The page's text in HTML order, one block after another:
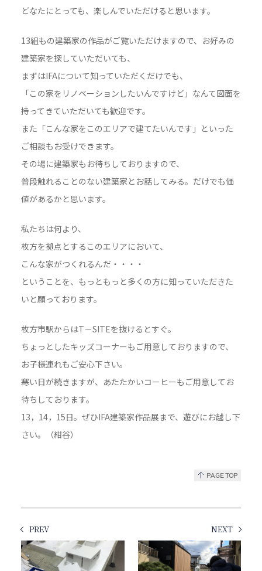
どなたにとっても、楽しんでいただけると思います。
13組もの建築家の作品がご覧いただけますので、お好みの
建築家を探していただいても、
まずはIFAについて知っていただくだけでも、
「この家をリノベーションしたいんですけど」なんて図面を
持ってきていただいても歓迎です。
また「こんな家をこのエリアで建てたいんです」といった
ご相談もお受けできます。
その場に建築家もお待ちしておりますので、
普段触れることのない建築家とお話してみる。だけでも価
値があるかと思います。
私たちは何より、
枚方を拠点とするこのエリアにおいて、
こんな家がつくれるんだ・・・・
ということを、もっともっと多くの方に知っていただきた
いと願っております。
枚方市駅からはT－SITEを抜けるとすぐ。
ちょっとしたキッズコーナーもご用意しておりますので、
お子様連れもご安心下さい。
寒い日が続きますが、あたたかいコーヒーもご用意してお
待ちしております。
13，14，15日。ぜひIFA建築家作品展まで、遊びにお越し下
さい。（紺谷）
PREV NEXT